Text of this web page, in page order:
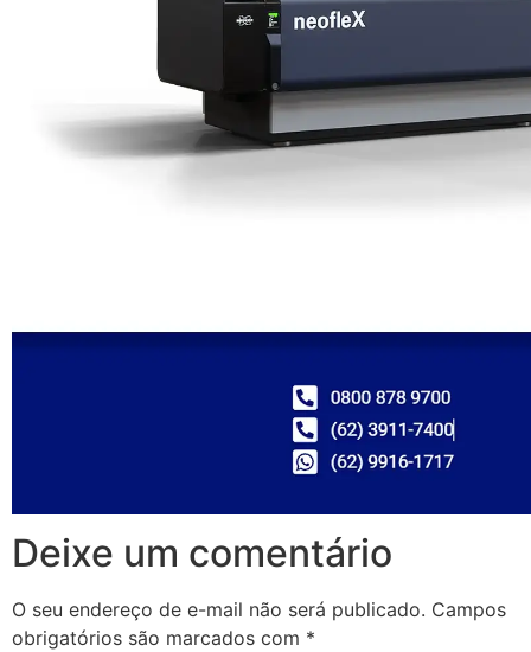
Deixe um comentário
O seu endereço de e-mail não será publicado. Campos
obrigatórios são marcados com *